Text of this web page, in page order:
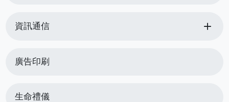
資訊通信 add
廣告印刷
生命禮儀